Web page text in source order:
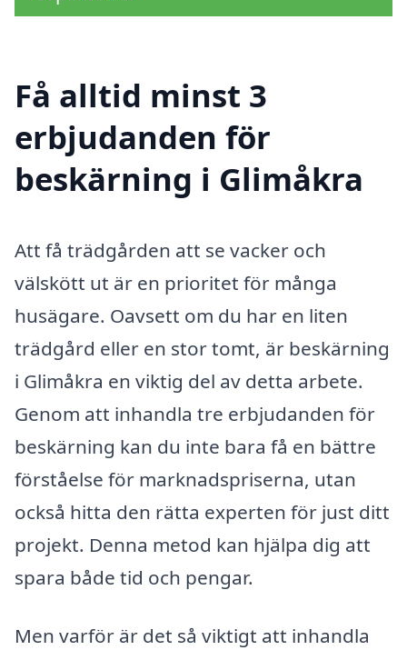
Få alltid minst 3
erbjudanden för
beskärning i Glimåkra
Att få trädgården att se vacker och
välskött ut är en prioritet för många
husägare. Oavsett om du har en liten
trädgård eller en stor tomt, är beskärning
i Glimåkra en viktig del av detta arbete.
Genom att inhandla tre erbjudanden för
beskärning kan du inte bara få en bättre
förståelse för marknadspriserna, utan
också hitta den rätta experten för just ditt
projekt. Denna metod kan hjälpa dig att
spara både tid och pengar.
Men varför är det så viktigt att inhandla